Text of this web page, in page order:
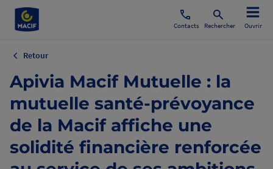
Contacts Rechercher Ouvrir
Retour
Apivia Macif Mutuelle : la
mutuelle santé-prévoyance
de la Macif affiche une
solidité financière renforcée